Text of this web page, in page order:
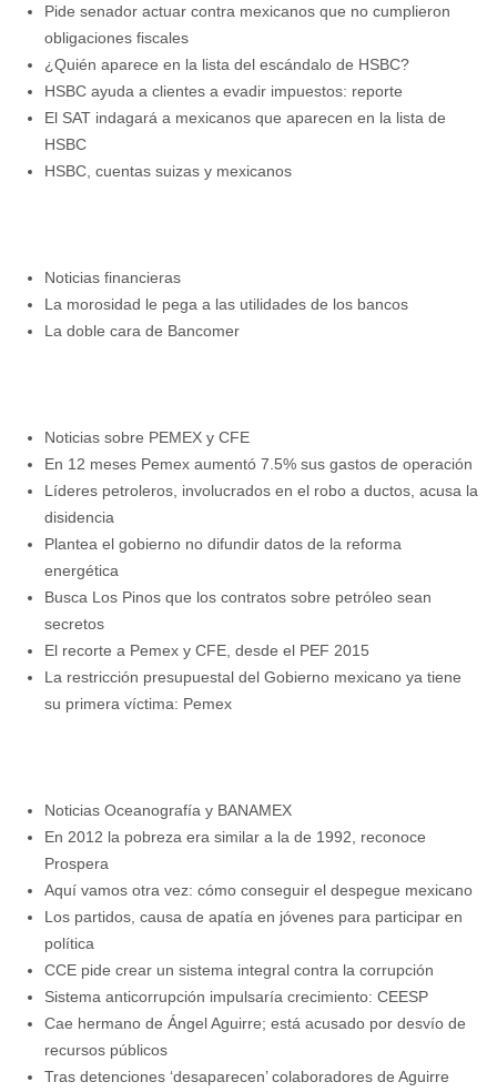
Pide senador actuar contra mexicanos que no cumplieron
obligaciones fiscales
¿Quién aparece en la lista del escándalo de HSBC?
HSBC ayuda a clientes a evadir impuestos: reporte
El SAT indagará a mexicanos que aparecen en la lista de
HSBC
HSBC, cuentas suizas y mexicanos
Noticias financieras
La morosidad le pega a las utilidades de los bancos
La doble cara de Bancomer
Noticias sobre PEMEX y CFE
En 12 meses Pemex aumentó 7.5% sus gastos de operación
Líderes petroleros, involucrados en el robo a ductos, acusa la
disidencia
Plantea el gobierno no difundir datos de la reforma
energética
Busca Los Pinos que los contratos sobre petróleo sean
secretos
El recorte a Pemex y CFE, desde el PEF 2015
La restricción presupuestal del Gobierno mexicano ya tiene
su primera víctima: Pemex
Noticias Oceanografía y BANAMEX
En 2012 la pobreza era similar a la de 1992, reconoce
Prospera
Aquí vamos otra vez: cómo conseguir el despegue mexicano
Los partidos, causa de apatía en jóvenes para participar en
política
CCE pide crear un sistema integral contra la corrupción
Sistema anticorrupción impulsaría crecimiento: CEESP‏
Cae hermano de Ángel Aguirre; está acusado por desvío de
recursos públicos
Tras detenciones ‘desaparecen’ colaboradores de Aguirre